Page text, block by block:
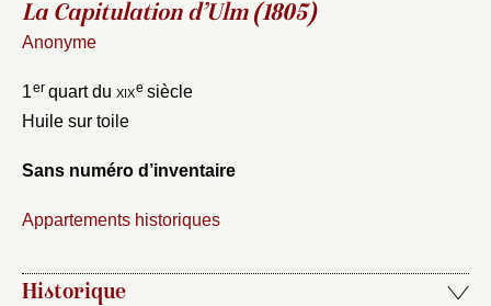
La Capitulation d’Ulm (1805)
Anonyme
1erquart du xixe siècle
Huile sur toile
Sans numéro d’inventaire
Appartements historiques
Historique